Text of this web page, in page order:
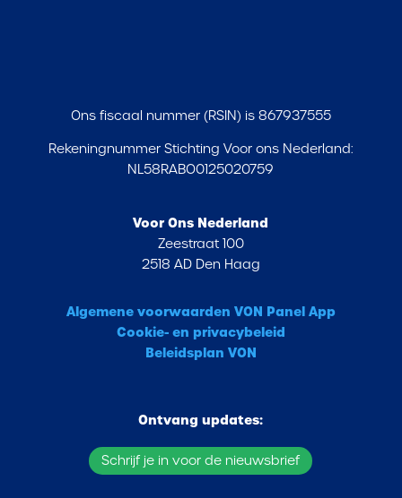
Ons fiscaal nummer (RSIN) is 867937555
Rekeningnummer Stichting Voor ons Nederland:
NL58RABO0125020759
Voor Ons Nederland
Zeestraat 100
2518 AD Den Haag
Algemene voorwaarden VON Panel App
Cookie- en privacybeleid
Beleidsplan VON
Ontvang updates:
Schrijf je in voor de nieuwsbrief